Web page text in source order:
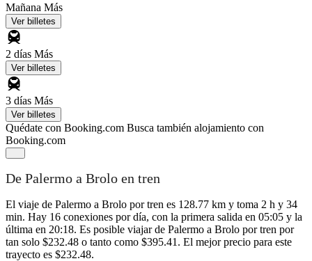
Mañana Más
Ver billetes
2 días Más
Ver billetes
3 días Más
Ver billetes
Quédate con Booking.com Busca también alojamiento con
Booking.com
De Palermo a Brolo en tren
El viaje de Palermo a Brolo por tren es 128.77 km y toma 2 h y 34
min. Hay 16 conexiones por día, con la primera salida en 05:05 y la
última en 20:18. Es posible viajar de Palermo a Brolo por tren por
tan solo $232.48 o tanto como $395.41. El mejor precio para este
trayecto es $232.48.